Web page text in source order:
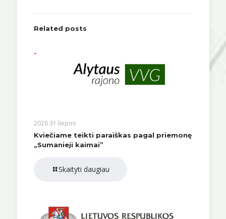
Related posts
2026 31 liepos
Kviečiame teikti paraiškas pagal priemonę
„Sumanieji kaimai”
Skaityti daugiau